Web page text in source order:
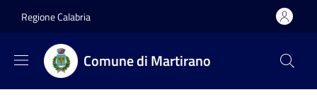
Regione Calabria
Comune di Martirano